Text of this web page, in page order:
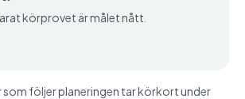
körprovet är målet nått.
som följer planeringen tar körkort under